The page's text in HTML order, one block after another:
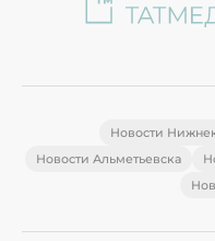
Новости
Новости Альметьевска